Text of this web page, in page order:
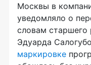
Москвы в
уведомляло о
словам старшего
Эдуарда
маркировке